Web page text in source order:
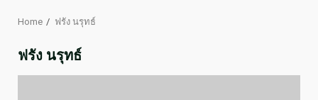
Home ฟรัง นรุทธ์
ฟรัง นรุทธ์